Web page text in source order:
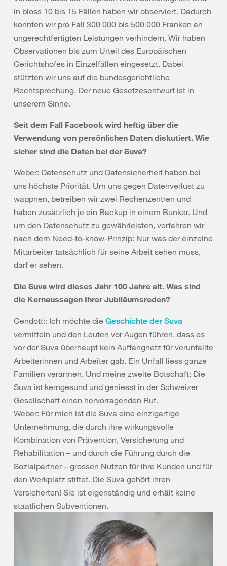
in bloss 10 bis 15 Fällen haben wir observiert. Dadurch
konnten wir pro Fall 300 000 bis 500 000 Franken an
ungerechtfertigten Leistungen verhindern. Wir haben
Observationen bis zum Urteil des Europäischen
Gerichtshofes in Einzelfällen eingesetzt. Dabei
stützten wir uns auf die bundesgerichtliche
Rechtsprechung. Der neue Gesetzesentwurf ist in
unserem Sinne.
Seit dem Fall Facebook wird heftig über die
Verwendung von persönlichen Daten diskutiert. Wie
sicher sind die Daten bei der Suva?
Weber: Datenschutz und Datensicherheit haben bei
uns höchste Priorität. Um uns gegen Datenverlust zu
wappnen, betreiben wir zwei Rechenzentren und
haben zusätzlich je ein Backup in einem Bunker. Und
um den Datenschutz zu gewährleisten, verfahren wir
nach dem Need-to-know-Prinzip: Nur was der einzelne
Mitarbeiter tatsächlich für seine Arbeit sehen muss,
darf er sehen.
Die Suva wird dieses Jahr 100 Jahre alt. Was sind
die Kernaussagen Ihrer Jubiläumsreden?
Gendotti: Ich möchte die Geschichte der Suva
vermitteln und den Leuten vor Augen führen, dass es
vor der Suva überhaupt kein Auffangnetz für verunfallte
Arbeiterinnen und Arbeiter gab. Ein Unfall liess ganze
Familien verarmen. Und meine zweite Botschaft: Die
Suva ist kerngesund und geniesst in der Schweizer
Gesellschaft einen hervorragenden Ruf.
Weber: Für mich ist die Suva eine einzigartige
Unternehmung, die durch ihre wirkungsvolle
Kombination von Prävention, Versicherung und
Rehabilitation – und durch die Führung durch die
Sozialpartner – grossen Nutzen für ihre Kunden und für
den Werkplatz stiftet. Die Suva gehört ihren
Versicherten! Sie ist eigenständig und erhält keine
staatlichen Subventionen.